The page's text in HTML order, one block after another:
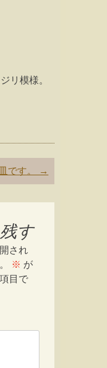
リ模様。
です。 →
す
され
※ が
目で